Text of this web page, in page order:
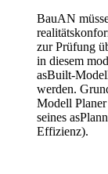
BauAN
zur Prüfung
in diesem
asBuilt-
werden.
Modell
seines
Effizienz).